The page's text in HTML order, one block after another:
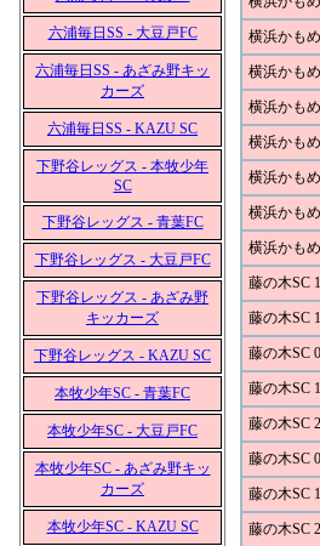
六浦毎日SS - 大豆戸FC
六浦毎日SS - あざみ野キッ
カーズ
六浦毎日SS - KAZU SC
下野谷レッグス - 本牧少年
SC
下野谷レッグス - 青葉FC
下野谷レッグス - 大豆戸FC
下野谷レッグス - あざみ野
キッカーズ
下野谷レッグス - KAZU SC
本牧少年SC - 青葉FC
本牧少年SC - 大豆戸FC
本牧少年SC - あざみ野キッ
カーズ
本牧少年SC - KAZU SC
横浜かも
横浜かも
横浜かも
横浜かも
横浜かも
横浜かも
横浜かも
藤の木SC
藤の木SC
藤の木SC
藤の木SC
藤の木SC
藤の木SC
藤の木SC
藤の木SC